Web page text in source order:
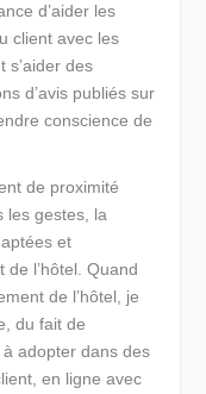
d’aider les
client avec les
s’aider des
d’avis publiés sur
conscience de
de proximité
les gestes, la
et
l’hôtel. Quand
de l’hôtel, je
du fait de
à adopter dans des
en ligne avec